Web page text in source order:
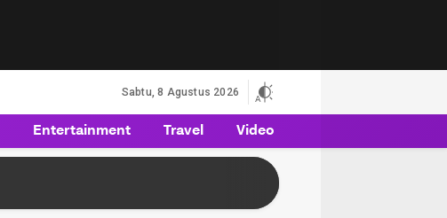
Sabtu, 8 Agustus 2026
Entertainment Travel Video